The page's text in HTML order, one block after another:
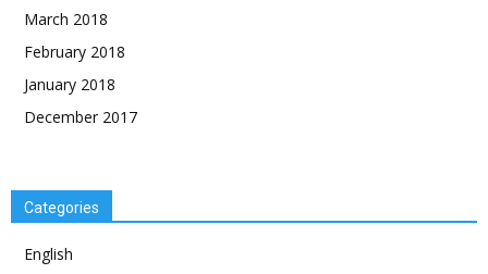
March 2018
February 2018
January 2018
December 2017
Categories
English